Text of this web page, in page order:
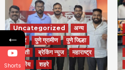
Uncategorized
अन्य
इंदापूर
पुणे ग्रामीण
पुणे जिल्हा
बारामती
ब्रेकिंग न्युज
महाराष्ट्र
राजकीय
शहरे
←
Shorts